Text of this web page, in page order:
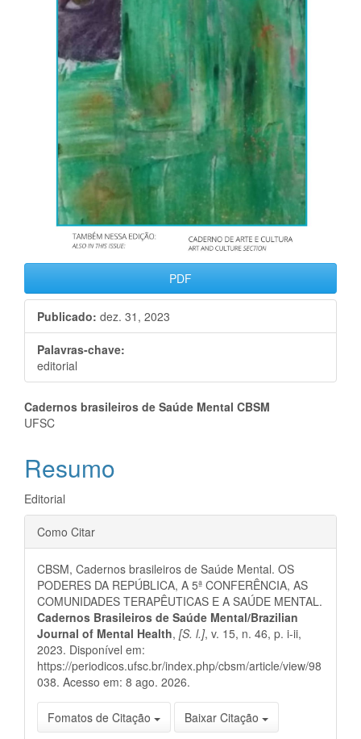
PDF
Publicado: dez. 31, 2023
Palavras-chave:
editorial
Conteúdo
artigo
principal
Cadernos brasileiros de Saúde Mental CBSM
UFSC
Resumo
Editorial
Detalhes
do
artigo
Como Citar
CBSM, Cadernos brasileiros de Saúde Mental. OS
PODERES DA REPÚBLICA, A 5ª CONFERÊNCIA, AS
COMUNIDADES TERAPÊUTICAS E A SAÚDE MENTAL.
Cadernos Brasileiros de Saúde Mental/Brazilian
Journal of Mental Health, [S. l.], v. 15, n. 46, p. i-ii,
2023. Disponível em:
https://periodicos.ufsc.br/index.php/cbsm/article/view/98
038. Acesso em: 8 ago. 2026.
Fomatos de Citação Baixar Citação